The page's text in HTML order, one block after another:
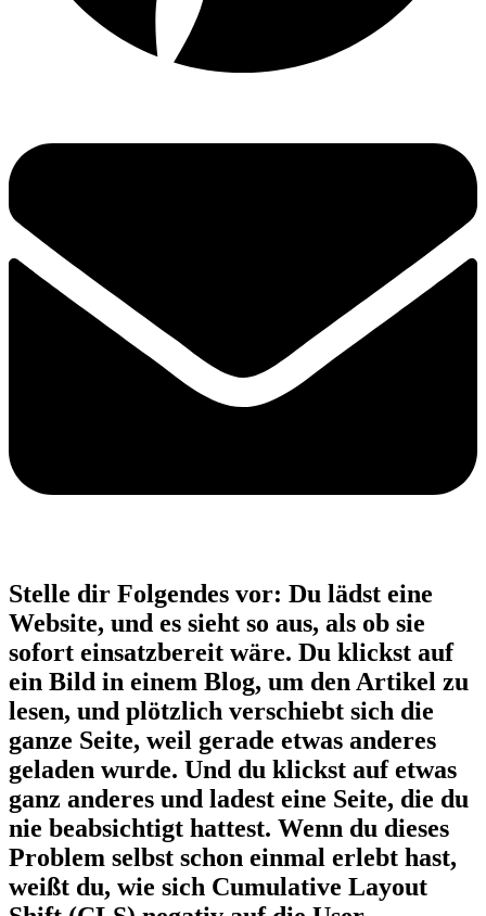
Stelle dir Folgendes vor: Du lädst eine
Website, und es sieht so aus, als ob sie
sofort einsatzbereit wäre. Du klickst auf
ein Bild in einem Blog, um den Artikel zu
lesen, und plötzlich verschiebt sich die
ganze Seite, weil gerade etwas anderes
geladen wurde. Und du klickst auf etwas
ganz anderes und ladest eine Seite, die du
nie beabsichtigt hattest. Wenn du dieses
Problem selbst schon einmal erlebt hast,
weißt du, wie sich Cumulative Layout